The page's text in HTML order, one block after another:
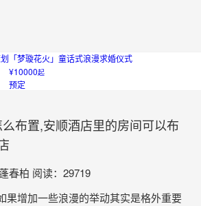
「梦璇花火」童话式浪漫求婚仪式
¥10000起
预定
布置,安顺酒店里的房间可以布
春柏 阅读：29719
果增加一些浪漫的举动其实是格外重要